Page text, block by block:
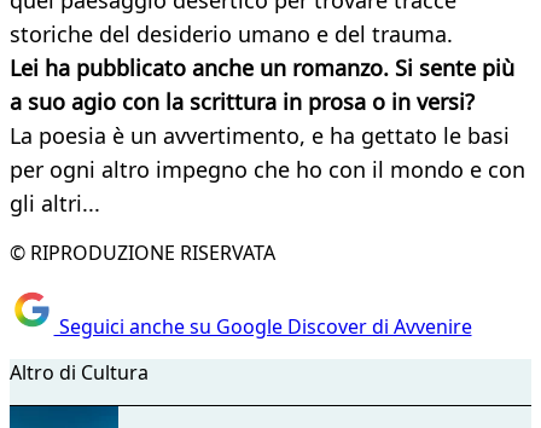
storiche del desiderio umano e del trauma.
Lei ha pubblicato anche un romanzo. Si sente più
a suo agio con la scrittura in prosa o in versi?
La poesia è un avvertimento, e ha gettato le basi
per ogni altro impegno che ho con il mondo e con
gli altri...
© RIPRODUZIONE RISERVATA
Seguici anche su Google Discover di Avvenire
Altro di Cultura